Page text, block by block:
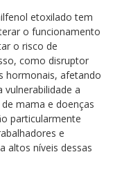
etoxilado tem
o funcionamento
o risco de
como disruptor
hormonais, afetando
a
mama e doenças
particularmente
e
altos níveis dessas